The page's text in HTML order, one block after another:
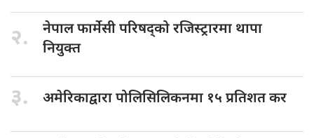
२. नेपाल फार्मेसीपरिषद्को रजिस्ट्रारमा थापा
नियुक्त
३. अमेरिकाद्वारा पोलिसिलिकनमा १५ प्रतिशत कर